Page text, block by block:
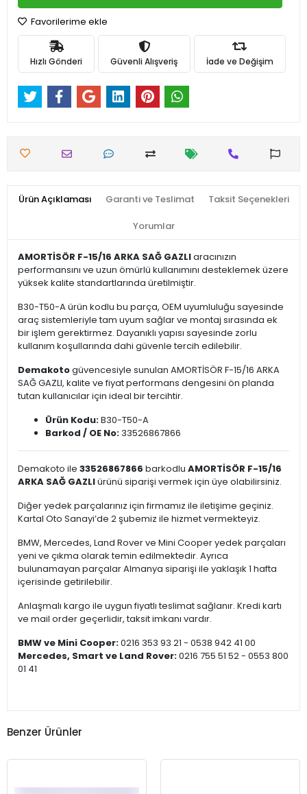
Favorilerime ekle
Hızlı Gönderi Güvenli Alışveriş İade ve Değişim
Ürün Açıklaması Garanti ve Teslimat Taksit Seçenekleri
Yorumlar
AMORTİSÖR F-15/16 ARKA SAĞ GAZLIaracınızın
performansını ve uzun ömürlü kullanımını desteklemek üzere
yüksek kalite standartlarında üretilmiştir.
B30-T50-A ürün kodlu bu parça, OEM uyumluluğu sayesinde
araç sistemleriyle tam uyum sağlar ve montaj sırasında ek
bir işlem gerektirmez. Dayanıklı yapısı sayesinde zorlu
kullanım koşullarında dahi güvenle tercih edilebilir.
Demakotogüvencesiyle sunulan AMORTİSÖR F-15/16 ARKA
SAĞ GAZLI, kalite ve fiyat performans dengesini ön planda
tutan kullanıcılar için ideal bir tercihtir.
Ürün Kodu:B30-T50-A
Barkod / OE No:33526867866
Demakoto ile 33526867866 barkodlu AMORTİSÖR F-15/16
ARKA SAĞ GAZLIürünü siparişi vermek için üye olabilirsiniz.
Diğer yedek parçalarınız için firmamız ile iletişime geçiniz.
Kartal Oto Sanayi’de 2 şubemiz ile hizmet vermekteyiz.
BMW, Mercedes, Land Rover ve Mini Cooper yedek parçaları
yeni ve çıkma olarak temin edilmektedir. Ayrıca
bulunamayan parçalar Almanya siparişi ile yaklaşık 1 hafta
içerisinde getirilebilir.
Anlaşmalı kargo ile uygun fiyatlı teslimat sağlanır. Kredi kartı
ve mail order geçerlidir, taksit imkanı vardır.
BMW ve Mini Cooper:0216 353 93 21 - 0538 942 41 00
Mercedes, Smart ve Land Rover:0216 755 51 52 - 0553 800
01 41
Benzer Ürünler